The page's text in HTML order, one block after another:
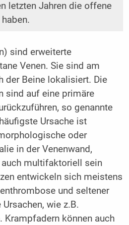
letzten Jahren die offene
sind erweiterte
Venen. Sie sind am
der Beine lokalisiert. Die
sind auf eine primäre
so genannte
Ursache ist
oder
in der Venenwand,
multifaktoriell sein
entwickeln sich meistens
und seltener
wie z.B.
Krampfadern können auch